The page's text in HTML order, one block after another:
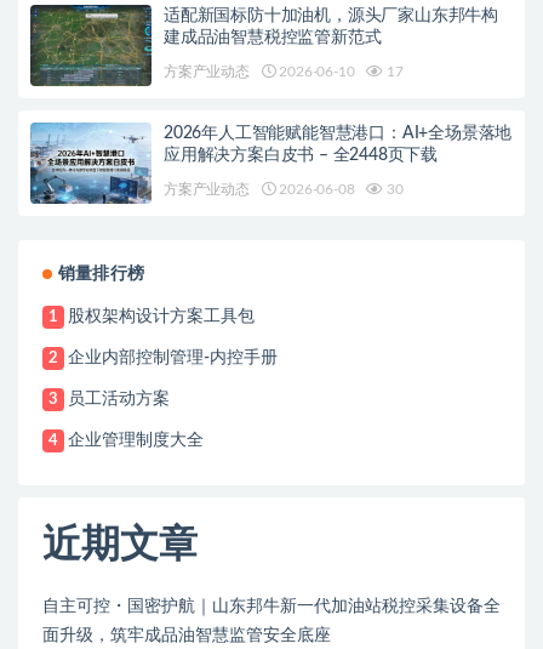
适配新国标防十加油机，源头厂家山东邦牛构
建成品油智慧税控监管新范式
方案产业动态 2026-06-10 17
2026年人工智能赋能智慧港口：AI+全场景落地
应用解决方案白皮书 – 全2448页下载
方案产业动态 2026-06-08 30
销量排行榜
1 股权架构设计方案工具包
2 企业内部控制管理-内控手册
3 员工活动方案
4 企业管理制度大全
近期文章
自主可控・国密护航｜山东邦牛新一代加油站税控采集设备全
面升级，筑牢成品油智慧监管安全底座